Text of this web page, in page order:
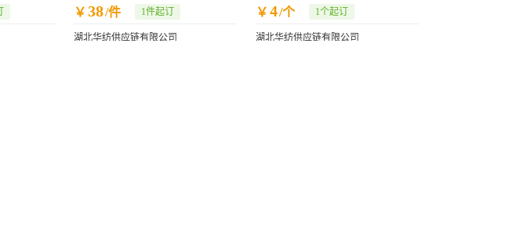
毛巾原料
￥ 38/件 1件起订
湖北华纺供应链有限公司
￥ 4/个 1个起订
湖北华纺供应链有限公司